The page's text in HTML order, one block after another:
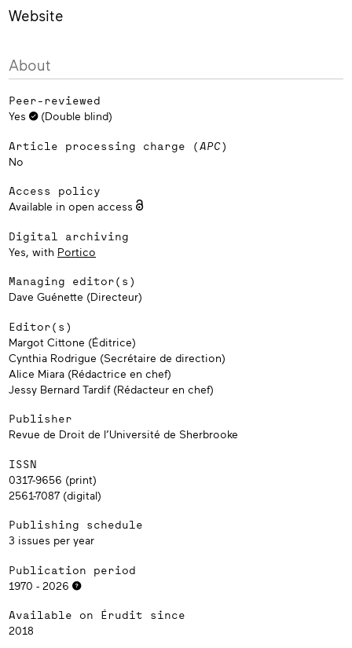
Website
About
Peer-reviewed
Yes (Double blind)
Article processing charge (APC)
No
Access policy
Available in open access
Digital archiving
Yes, with Portico
Managing editor(s)
Dave Guénette (Directeur)
Editor(s)
Margot Cittone (Éditrice)
Cynthia Rodrigue (Secrétaire de direction)
Alice Miara (Rédactrice en chef)
Jessy Bernard Tardif (Rédacteur en chef)
Publisher
Revue de Droit de l’Université de Sherbrooke
ISSN
0317-9656 (print)
2561-7087 (digital)
Publishing schedule
3 issues per year
Publication period
1970 - 2026
Available on Érudit since
2018